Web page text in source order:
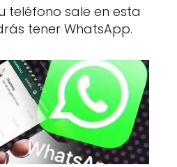
teléfono sale en esta
tener WhatsApp.